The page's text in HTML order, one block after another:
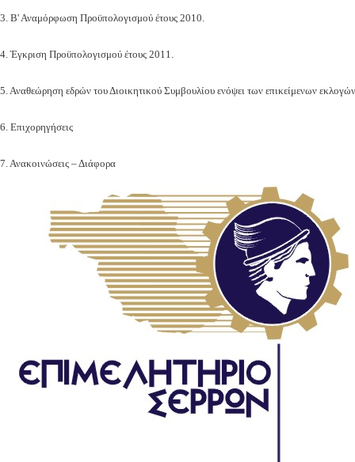
3. Β' Αναμόρφωση Προϋπολογισμού έτους 2010.
4. Έγκριση Προϋπολογισμού έτους 2011.
5. Αναθεώρηση εδρών του Διοικητικού Συμβουλίου ενόψει των επικείμενων
6. Επιχορηγήσεις
7. Ανακοινώσεις – Διάφορα